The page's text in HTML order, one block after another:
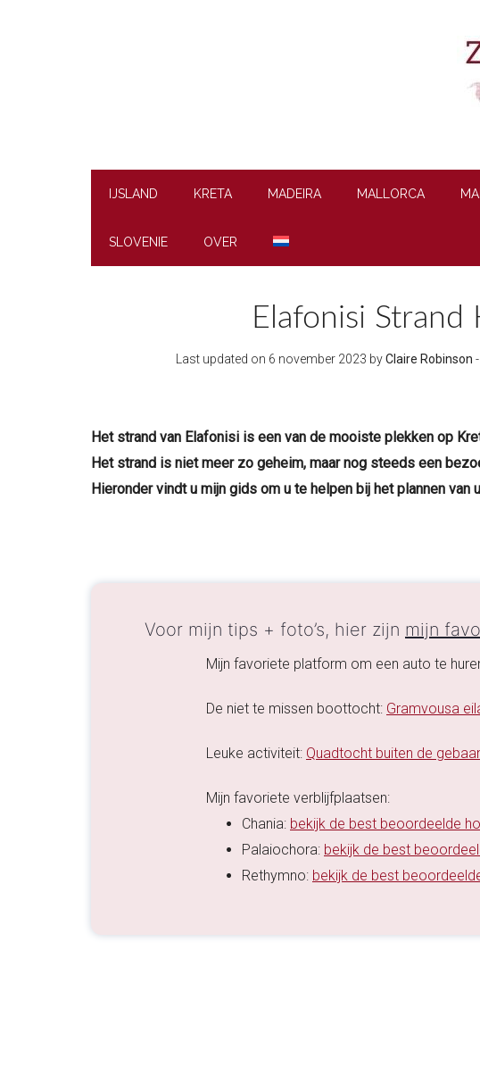
IJSLAND KRETA MADEIRA MALLORCA
SLOVENIE OVER
Elafonisi Strand
Last updated on 6 november 2023 byClaire Robinson
Het strand van Elafonisi is een van de mooiste plekken op
Het strand is niet meer zo geheim, maar nog steeds een
Hieronder vindt u mijn gids om u te helpen bij het plannen
Voor mijn tips + foto’s, hier zijn mijn
Mijn favoriete platform om een auto te
De niet te missen boottocht: Gramvousa
Leuke activiteit: Quadtocht buiten de
Mijn favoriete verblijfplaatsen:
Chania: bekijk de best beoordeelde
Palaiochora: bekijk de best
Rethymno: bekijk de best